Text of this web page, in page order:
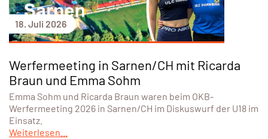
18. Juli 2026
Werfermeeting in Sarnen/CH mit Ricarda
Braun und Emma Sohm
Emma Sohm und Ricarda Braun waren beim OKB-
Werfermeeting 2026 in Sarnen/CH im Diskuswurf der U18 im
Einsatz.
Weiterlesen...